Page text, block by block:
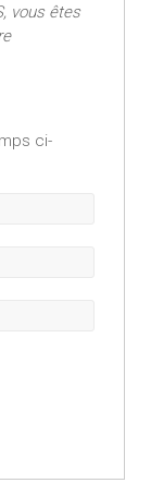
vous êtes
ci-